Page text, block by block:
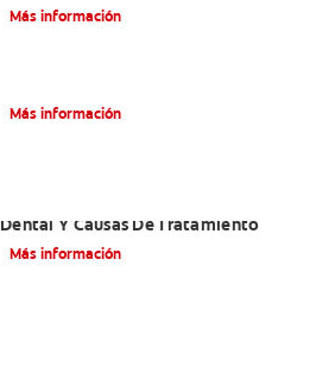
Más información
Más información
Dental Y Causas De Tratamiento
Más información